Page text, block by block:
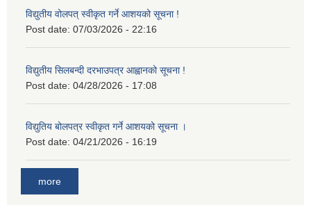
विद्युतीय वोलपत् स्वीकृत गर्ने आशयको सूचना !
Post date: 07/03/2026 - 22:16
विद्युतीय सिलबन्दी दरभाउपत्र आह्वानको सूचना !
Post date: 04/28/2026 - 17:08
विद्युतिय बोलपत्र स्वीकृत गर्ने आशयको सूचना ।
Post date: 04/21/2026 - 16:19
more